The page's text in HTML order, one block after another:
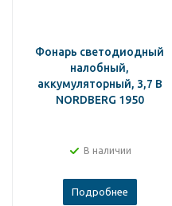
Фонарь светодиодный
налобный,
аккумуляторный, 3,7 В
NORDBERG 1950
В наличии
Подробнее